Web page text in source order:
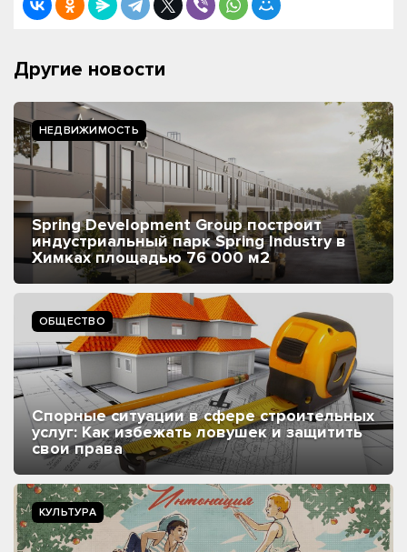
Другие новости
НЕДВИЖИМОСТЬ
Spring Development Group построит
индустриальный парк Spring Industry в
Химках площадью 76 000 м2
ОБЩЕСТВО
Спорные ситуации в сфере строительных
услуг: Как избежать ловушек и защитить
свои права
КУЛЬТУРА